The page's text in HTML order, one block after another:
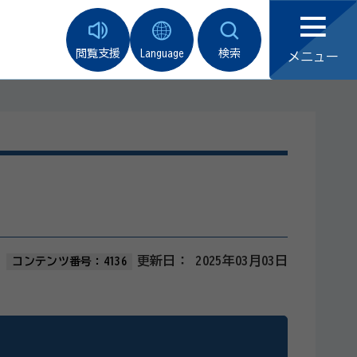
メニュー
検索
閲覧支援 Language
コンテンツ番号：4136 更新日： 2025年03月03日